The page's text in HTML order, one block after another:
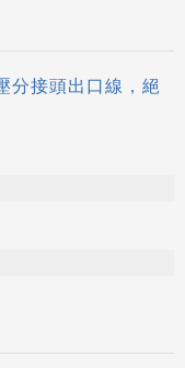
分接頭出口線，絕